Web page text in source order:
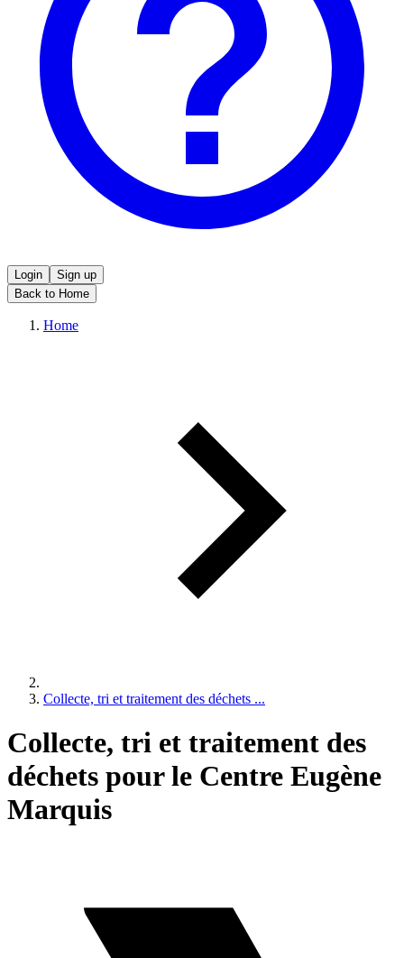
Login
Sign up
Back to Home
Home
Collecte, tri et traitement des déchets ...
Collecte, tri et traitement des
déchets pour le Centre Eugène
Marquis